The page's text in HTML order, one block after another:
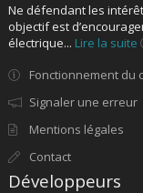
Ne défendant les
objectif est
électrique... Lire la suite
Fonctionnement du
Signaler une erreur
Mentions légales
Contact
Développeurs